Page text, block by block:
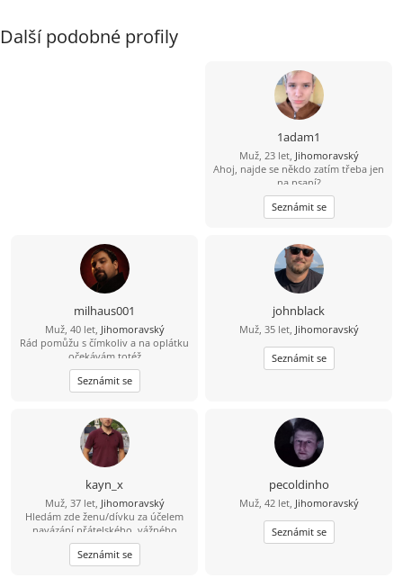
Další podobné profily
1adam1
Muž, 23 let, Jihomoravský
Ahoj, najde se někdo zatím třeba jen
na psaní?
Seznámit se
milhaus001
Muž, 40 let, Jihomoravský
Rád pomůžu s čímkoliv a na oplátku
očekávám totéž
Seznámit se
johnblack
Muž, 35 let, Jihomoravský
Seznámit se
kayn_x
Muž, 37 let, Jihomoravský
Hledám zde ženu/dívku za účelem
navázání přátelského, vážného
vztahu či nezávazného vztahu (vše
dle domluvy). Více informací přes
vzkazy.
Seznámit se
pecoldinho
Muž, 42 let, Jihomoravský
Seznámit se